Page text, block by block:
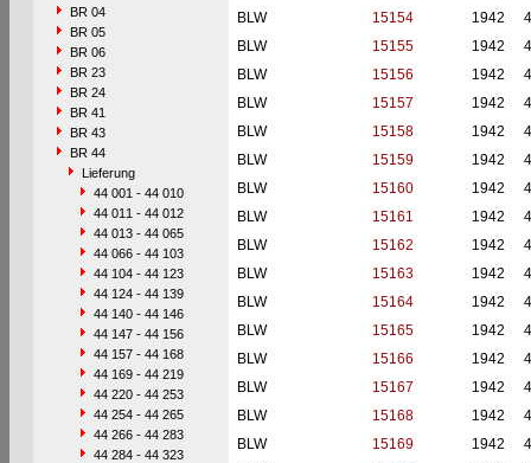
BR 04
BR 05
BR 06
BR 23
BR 24
BR 41
BR 43
BR 44
Lieferung
44 001 - 44 010
44 011 - 44 012
44 013 - 44 065
44 066 - 44 103
44 104 - 44 123
44 124 - 44 139
44 140 - 44 146
44 147 - 44 156
44 157 - 44 168
44 169 - 44 219
44 220 - 44 253
44 254 - 44 265
44 266 - 44 283
44 284 - 44 323
BLW
15154 1942
BLW
15155 1942
BLW
15156 1942
BLW
15157 1942
BLW
15158 1942
BLW
15159 1942
BLW
15160 1942
BLW
15161 1942
BLW
15162 1942
BLW
15163 1942
BLW
15164 1942
BLW
15165 1942
BLW
15166 1942
BLW
15167 1942
BLW
15168 1942
BLW
15169 1942